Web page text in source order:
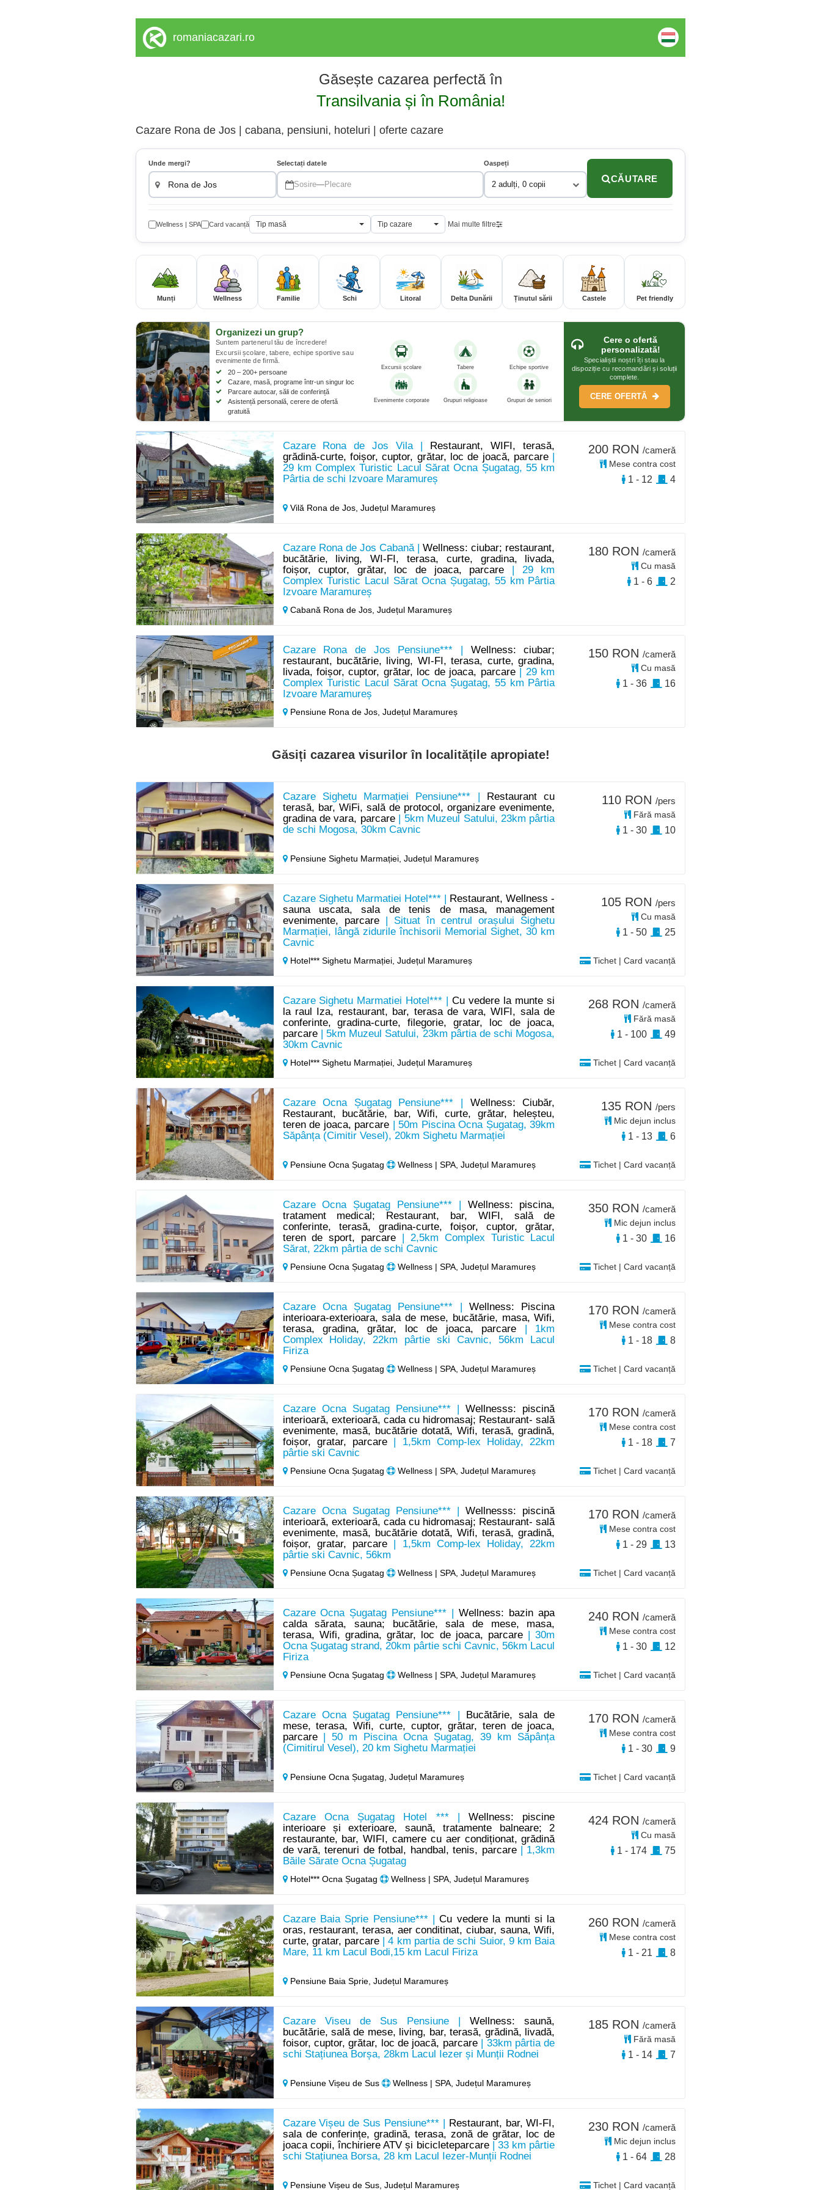
romaniacazari.ro
Găsește cazarea perfectă în
Transilvania și în România!
Cazare Rona de Jos | cabana, pensiuni, hoteluri | oferte cazare
Unde mergi? Selectați datele
Sosire—Plecare
Oaspeți
2 adulți, 0 copii
CĂUTARE
Wellness | SPA Card vacanță Tip masă Tip cazare Mai multe filtre
Munți Wellness Familie Schi Litoral Delta Dunării Ținutul sării Castele Pet friendly
Organizezi un grup?
Suntem partenerul tău de încredere!
Excursii școlare, tabere, echipe sportive sau
evenimente de firmă.
20 – 200+ persoane
Cazare, masă, programe într-un singur loc
Parcare autocar, săli de conferință
Asistență personală, cerere de ofertă
gratuită
Excursii școlare Tabere Echipe sportive
Evenimente corporate Grupuri religioase Grupuri de seniori
Cere o ofertă
personalizată!
Specialiștii noștri îți stau la
dispoziție cu recomandări și soluții
complete.
CERE OFERTĂ
Cazare Rona de Jos Vila |
Restaurant, WIFI, terasă,
grădină-curte, foișor, cuptor, grătar, loc de joacă, parcare
29 km Complex Turistic Lacul Sărat Ocna Șugatag, 55 km
Pârtia de schi Izvoare Maramureș
Vilă Rona de Jos, Județul Maramureș
200 RON /cameră
Mese contra cost
1 - 12 4
Cazare Rona de Jos Cabană |Wellness: ciubar; restaurant,
bucătărie, living, WI-FI, terasa, curte, gradina, livada,
foișor, cuptor, grătar, loc de joaca, parcare | 29 km
Complex Turistic Lacul Sărat Ocna Șugatag, 55 km Pârtia
Izvoare Maramureș
Cabană Rona de Jos, Județul Maramureș
180 RON /cameră
Cu masă
1 - 6 2
Cazare Rona de Jos Pensiune*** | Wellness: ciubar;
restaurant, bucătărie, living, WI-FI, terasa, curte, gradina,
livada, foișor, cuptor, grătar, loc de joaca, parcare| 29 km
Complex Turistic Lacul Sărat Ocna Șugatag, 55 km Pârtia
Izvoare Maramureș
Pensiune Rona de Jos, Județul Maramureș
150 RON /cameră
Cu masă
1 - 36 16
Găsiți cazarea visurilor în localitățile apropiate!
Cazare Sighetu Marmației Pensiune*** |
Restaurant cu
terasă, bar, WiFi, sală de protocol, organizare evenimente,
gradina de vara, parcare| 5km Muzeul Satului, 23km pârtia
de schi Mogosa, 30km Cavnic
Pensiune Sighetu Marmației, Județul Maramureș
110 RON /pers
Fără masă
1 - 30 10
Cazare Sighetu Marmatiei Hotel*** |
Restaurant, Wellness -
sauna uscata, sala de tenis de masa, management
evenimente, parcare| Situat în centrul orașului Sighetu
Marmației, lângă zidurile închisorii Memorial Sighet, 30 km
Cavnic
Hotel*** Sighetu Marmației, Județul Maramureș Tichet | Card vacanță
105 RON /pers
Cu masă
1 - 50 25
Cazare Sighetu Marmatiei Hotel*** |Cu vedere la munte si
la raul Iza, restaurant, bar, terasa de vara, WIFI, sala de
conferinte, gradina-curte, filegorie, gratar, loc de joaca,
parcare| 5km Muzeul Satului, 23km pârtia de schi Mogosa,
30km Cavnic
Hotel*** Sighetu Marmației, Județul Maramureș Tichet | Card vacanță
268 RON /cameră
Fără masă
1 - 100 49
Cazare Ocna Șugatag Pensiune*** | Wellness: Ciubăr,
Restaurant, bucătărie, bar, Wifi, curte, grătar, heleșteu,
teren de joaca, parcare | 50m Piscina Ocna Șugatag, 39km
Săpânța (Cimitir Vesel), 20km Sighetu Marmației
Pensiune Ocna Șugatag Wellness | SPA, Județul Maramureș Tichet | Card vacanță
135 RON /pers
Mic dejun inclus
1 - 13 6
Cazare Ocna Șugatag Pensiune*** | Wellness: piscina,
tratament medical; Restaurant, bar, WIFI, sală de
conferinte, terasă, gradina-curte, foișor, cuptor, grătar,
teren de sport, parcare | 2,5km Complex Turistic Lacul
Sărat, 22km pârtia de schi Cavnic
Pensiune Ocna Șugatag Wellness | SPA, Județul Maramureș Tichet | Card vacanță
350 RON /cameră
Mic dejun inclus
1 - 30 16
Cazare Ocna Șugatag Pensiune*** |Wellness: Piscina
interioara-exterioara, sala de mese, bucătărie, masa, Wifi,
terasa, gradina, grătar, loc de joaca, parcare | 1km
Complex Holiday, 22km pârtie ski Cavnic, 56km Lacul
Firiza
Pensiune Ocna Șugatag Wellness | SPA, Județul Maramureș Tichet | Card vacanță
170 RON /cameră
Mese contra cost
1 - 18 8
Cazare Ocna Sugatag Pensiune*** |Wellnesss: piscină
interioară, exterioară, cada cu hidromasaj; Restaurant- sală
evenimente, masă, bucătărie dotată, Wifi, terasă, gradină,
foișor, gratar, parcare | 1,5km Comp-lex Holiday, 22km
pârtie ski Cavnic
Pensiune Ocna Șugatag Wellness | SPA, Județul Maramureș Tichet | Card vacanță
170 RON /cameră
Mese contra cost
1 - 18 7
Cazare Ocna Sugatag Pensiune*** |Wellnesss: piscină
interioară, exterioară, cada cu hidromasaj; Restaurant- sală
evenimente, masă, bucătărie dotată, Wifi, terasă, gradină,
foișor, gratar, parcare | 1,5km Comp-lex Holiday, 22km
pârtie ski Cavnic, 56km
Pensiune Ocna Șugatag Wellness | SPA, Județul Maramureș Tichet | Card vacanță
170 RON /cameră
Mese contra cost
1 - 29 13
Cazare Ocna Șugatag Pensiune*** |Wellness: bazin apa
calda sărata, sauna; bucătărie, sala de mese, masa,
terasa, Wifi, gradina, grătar, loc de joaca, parcare | 30m
Ocna Șugatag strand, 20km pârtie schi Cavnic, 56km Lacul
Firiza
Pensiune Ocna Șugatag Wellness | SPA, Județul Maramureș Tichet | Card vacanță
240 RON /cameră
Mese contra cost
1 - 30 12
Cazare Ocna Șugatag Pensiune*** |
Bucătărie, sala de
mese, terasa, Wifi, curte, cuptor, grătar, teren de joaca,
parcare| 50 m Piscina Ocna Șugatag, 39 km Săpânța
(Cimitirul Vesel), 20 km Sighetu Marmației
Pensiune Ocna Șugatag, Județul Maramureș Tichet | Card vacanță
170 RON /cameră
Mese contra cost
1 - 30 9
Cazare Ocna Șugatag Hotel *** |Wellness: piscine
interioare și exterioare, saună, tratamente balneare; 2
restaurante, bar, WIFI, camere cu aer condiționat, grădină
de vară, terenuri de fotbal, handbal, tenis, parcare| 1,3km
Băile Sărate Ocna Șugatag
Hotel*** Ocna Șugatag Wellness | SPA, Județul Maramureș
424 RON /cameră
Cu masă
1 - 174 75
Cazare Baia Sprie Pensiune*** |Cu vedere la munti si la
oras, restaurant, terasa, aer conditinat, ciubar, sauna, Wifi,
curte, gratar, parcare | 4 km partia de schi Suior, 9 km Baia
Mare, 11 km Lacul Bodi,15 km Lacul Firiza
Pensiune Baia Sprie, Județul Maramureș
260 RON /cameră
Mese contra cost
1 - 21 8
Cazare Viseu de Sus Pensiune |Wellness: saună,
bucătărie, sală de mese, living, bar, terasă, grădină, livadă,
foisor, cuptor, grătar, loc de joacă, parcare| 33km pârtia de
schi Stațiunea Borșa, 28km Lacul Iezer și Munții Rodnei
Pensiune Vișeu de Sus Wellness | SPA, Județul Maramureș
185 RON /cameră
Fără masă
1 - 14 7
Cazare Vișeu de Sus Pensiune*** |
Restaurant, bar, WI-FI,
sala de conferințe, gradină, terasa, zonă de grătar, loc de
joaca copii, închiriere ATV și bicicleteparcare| 33 km pârtie
schi Stațiunea Borsa, 28 km Lacul Iezer-Munții Rodnei
Pensiune Vișeu de Sus, Județul Maramureș Tichet | Card vacanță
230 RON /cameră
Mic dejun inclus
1 - 64 28